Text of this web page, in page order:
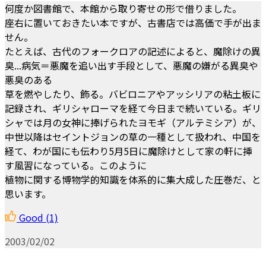
何度か図書館で、本館から取り寄せの形で借りました。
座右に置いておきたい本ですが、古書店では高価で手が出ま
せん。
たとえば、古代のフォークロアの記述によると、魔除けの異
臭...病気＝悪魔を追い出す手段として、悪魔の嫌がる異臭や
悪臭のある
草を燃やしたり、飾る。バビロニアやアッシリアの粘土板に
記録され、ギリシャローマを経て今日まで続いている。ギリ
シャでは月の女神に捧げられたヨモギ（アルテミシア）が、
中世以降はセイントジョンの草の一種として扱われ、中国を
経て、わが国にも伝わり5月5日に魔除けとして家の軒に挿
す風習になっている。このように
植物に関する博物学的知識を体系的に集大成した圧巻だ、と
思います。
Good (1)
2003/02/02